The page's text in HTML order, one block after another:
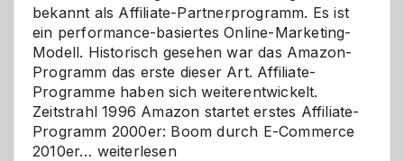
bekannt als Affiliate-Partnerprogramm. Es ist
ein performance-basiertes Online-Marketing-
Modell. Historisch gesehen war das Amazon-
Programm das erste dieser Art. Affiliate-
Programme haben sich weiterentwickelt.
Zeitstrahl 1996 Amazon startet erstes Affiliate-
Programm 2000er: Boom durch E-Commerce
2010er… Affiliate-
weiterlesen